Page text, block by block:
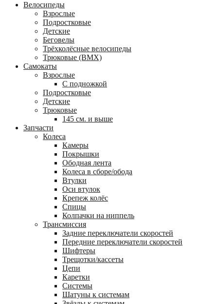
Велосипеды
Взрослые
Подростковые
Детские
Беговелы
Трёхколёсные велосипеды
Трюковые (BMX)
Самокаты
Взрослые
С подножкой
Подростковые
Детские
Трюковые
145 см. и выше
Запчасти
Колеса
Камеры
Покрышки
Ободная лента
Колеса в сборе/обода
Втулки
Оси втулок
Крепеж колёс
Спицы
Колпачки на ниппель
Трансмиссия
Задние переключатели скоростей
Передние переключатели скоростей
Шифтеры
Трещотки/кассеты
Цепи
Каретки
Системы
Шатуны к системам